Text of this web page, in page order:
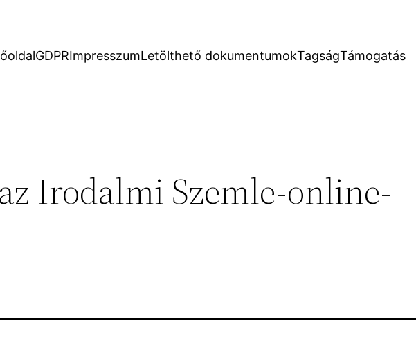
GDPRImpresszumLetölthető dokumentumokTagságTámogatás
Irodalmi Szemle-online-